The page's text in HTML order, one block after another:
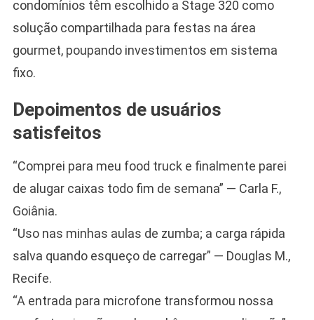
condomínios têm escolhido a Stage 320 como
solução compartilhada para festas na área
gourmet, poupando investimentos em sistema
fixo.
Depoimentos de usuários
satisfeitos
“Comprei para meu food truck e finalmente parei
de alugar caixas todo fim de semana” — Carla F.,
Goiânia.
“Uso nas minhas aulas de zumba; a carga rápida
salva quando esqueço de carregar” — Douglas M.,
Recife.
“A entrada para microfone transformou nossa